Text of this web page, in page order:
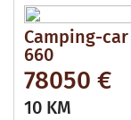
Camping-car
660
78050 €
10 KM